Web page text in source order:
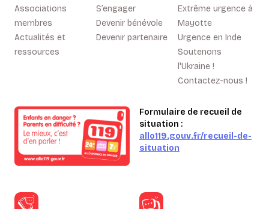
Associations
membres
Actualités et
ressources
S’engager
Devenir bénévole
Devenir partenaire
Extrême urgence à
Mayotte
Urgence en Inde
Soutenons
l'Ukraine !
Contactez-nous !
Formulaire de recueil de
situation :
allo119.gouv.fr/recueil-de-
situation